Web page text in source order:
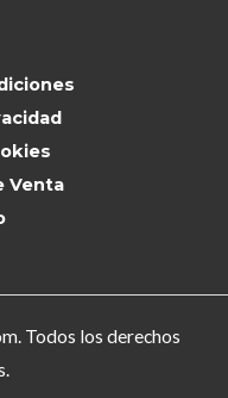
Venta
Todos los derechos